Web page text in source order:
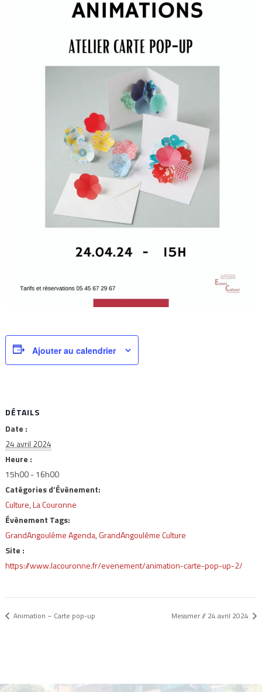
Ajouter au calendrier
DÉTAILS
Date :
24 avril 2024
Heure :
15h00 - 16h00
Catégories d’Évènement:
Culture,La Couronne
Évènement Tags:
GrandAngoulême Agenda,GrandAngoulême Culture
Site :
https://www.lacouronne.fr/evenement/animation-carte-pop-up-2/
Animation – Carte pop-up Messmer // 24 avril 2024